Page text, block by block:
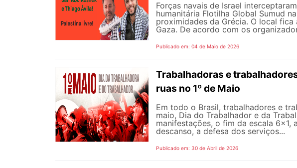
Forças navais de Israel
humanitária Flotilha Global Sumud
proximidades da Grécia. O local
Gaza. De acordo com os
Publicado em: 04 de Maio de 2026
Trabalhadoras e
ruas no 1º de Maio
Em todo o Brasil, trabalhadores e
maio, Dia do Trabalhador e da
manifestações, o fim da escala
descanso, a defesa dos serviços...
Publicado em: 30 de Abril de 2026